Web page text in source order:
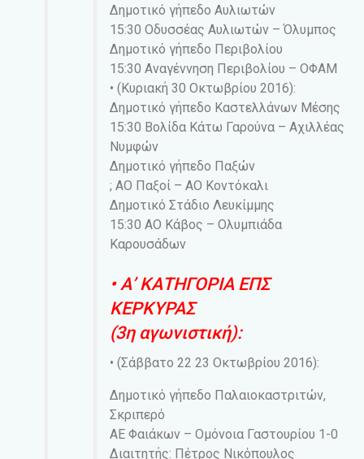
Δημοτικό γήπεδο Αυλιωτών
15:30 Οδυσσέας Αυλιωτών – Όλυμπος
Δημοτικό γήπεδο Περιβολίου
15:30 Αναγέννηση Περιβολίου – ΟΦΑΜ
• (Κυριακή 30 Οκτωβρίου 2016):
Δημοτικό γήπεδο Καστελλάνων Μέσης
15:30 Βολίδα Κάτω Γαρούνα – Αχιλλέας
Νυμφών
Δημοτικό γήπεδο Παξών
; ΑΟ Παξοί – ΑΟ Κοντόκαλι
Δημοτικό Στάδιο Λευκίμμης
15:30 ΑΟ Κάβος – Ολυμπιάδα
Καρουσάδων
• Α’ ΚΑΤΗΓΟΡΙΑ ΕΠΣ
ΚΕΡΚΥΡΑΣ
(3η αγωνιστική):
• (Σάββατο 22 23 Οκτωβρίου 2016):
Δημοτικό γήπεδο Παλαιοκαστριτών,
Σκριπερό
ΑΕ Φαιάκων – Ομόνοια Γαστουρίου 1-0
Διαιτητής: Πέτρος Νικόπουλος